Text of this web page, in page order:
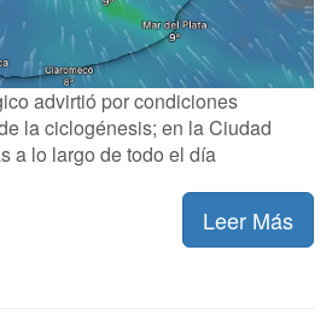
advirtió por condiciones
la ciclogénesis; en la Ciudad
a lo largo de todo el día
Leer Más